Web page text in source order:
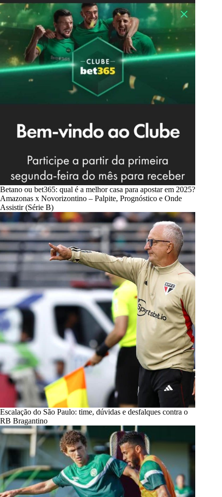
Betano ou bet365: qual é a melhor casa para apostar em 2025?
Amazonas x Novorizontino – Palpite, Prognóstico e Onde
Assistir (Série B)
Escalação do São Paulo: time, dúvidas e desfalques contra o
RB Bragantino